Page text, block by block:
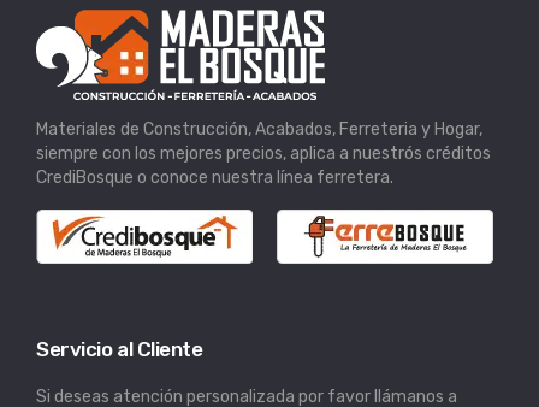
Materiales de Construcción, Acabados, Ferreteria y Hogar,
siempre con los mejores precios, aplica a nuestrós créditos
CrediBosque o conoce nuestra línea ferretera.
Servicio al Cliente
Si deseas atención personalizada por favor llámanos a